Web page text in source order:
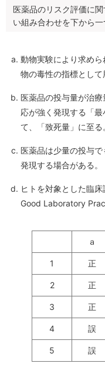
医薬品のリスク評価に
い組み合わせを下から一
動物実験により求め
物の毒性の指標として
医薬品の投与量が治
応が強く発現する「
て、「致死量」に至る
医薬品は少量の投与
発現する場合がある。
ヒトを対象とした臨
Good Laboratory
ａ
1 正
2 正
3 正
4 誤
5 誤